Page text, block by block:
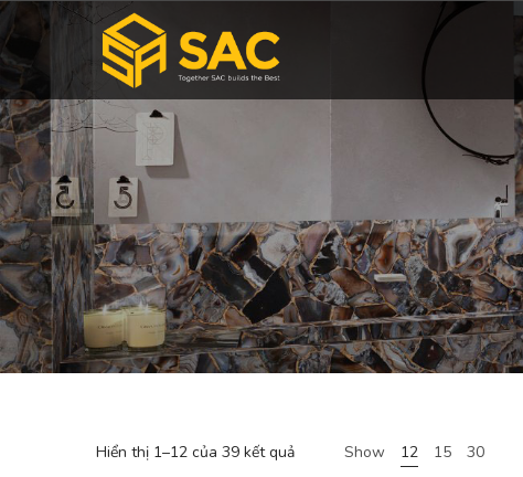
Hiển thị 1–12 của 39 kết quả Show 12 15 30